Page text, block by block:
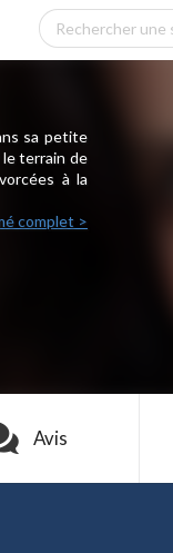
sa petite
terrain de
à la
complet >
Avis